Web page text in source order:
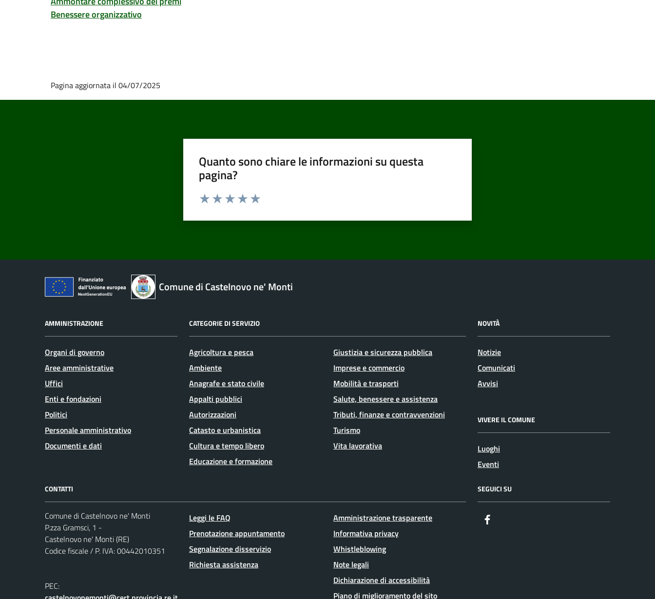
Benessere organizzativo
Pagina aggiornata il 04/07/2025
Quanto sono chiare le informazioni su questa
pagina?
Comune di Castelnovo ne' Monti
AMMINISTRAZIONE
Organi di governo
Aree amministrative
Uffici
Enti e fondazioni
Politici
Personale amministrativo
Documenti e dati
CATEGORIE DI SERVIZIO
Agricoltura e pesca
Ambiente
Anagrafe e stato civile
Appalti pubblici
Autorizzazioni
Catasto e urbanistica
Cultura e tempo libero
Educazione e formazione
Giustizia e sicurezza pubblica
Imprese e commercio
Mobilità e trasporti
Salute, benessere e assistenza
Tributi, finanze e contravvenzioni
Turismo
Vita lavorativa
NOVITÀ
Notizie
Comunicati
Avvisi
VIVERE IL COMUNE
Luoghi
Eventi
CONTATTI
Comune di Castelnovo ne' Monti
P.zza Gramsci, 1 -
Castelnovo ne' Monti (RE)
Codice fiscale / P. IVA: 00442010351
PEC:
Leggi le FAQ
Prenotazione appuntamento
Segnalazione disservizio
Richiesta assistenza
Amministrazione trasparente
Informativa privacy
Whistleblowing
Note legali
Dichiarazione di accessibilità
Piano di miglioramento del sito
SEGUICI SU